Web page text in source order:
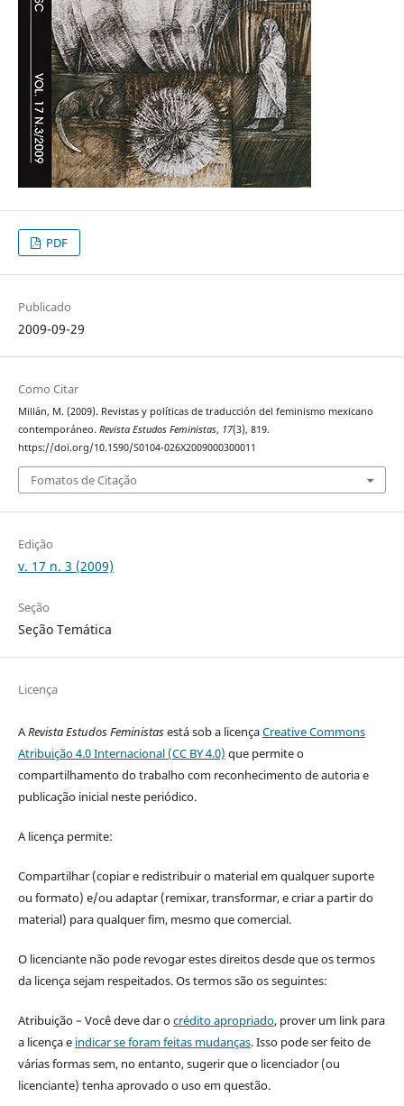
PDF
Publicado
2009-09-29
Como Citar
Millán, M. (2009). Revistas y políticas de traducción del feminismo mexicano
contemporáneo. Revista Estudos Feministas, 17(3), 819.
https://doi.org/10.1590/S0104-026X2009000300011
Fomatos de Citação
Edição
v. 17 n. 3 (2009)
Seção
Seção Temática
Licença
ARevista Estudos Feministasestá sob a licençaCreative Commons
Atribuição 4.0 Internacional (CC BY 4.0) que permite o
compartilhamento do trabalho com reconhecimento de autoria e
publicação inicial neste periódico.
A licença permite:
Compartilhar (copiar e redistribuir o material em qualquer suporte
ou formato) e/ou adaptar (remixar, transformar, e criar a partir do
material) para qualquer fim, mesmo que comercial.
O licenciante não pode revogar estes direitos desde que os termos
da licença sejam respeitados. Os termos são os seguintes:
Atribuição – Você deve dar ocrédito apropriado, prover um link para
a licença e indicar se foram feitas mudanças. Isso pode ser feito de
várias formas sem, no entanto, sugerir que o licenciador (ou
licenciante) tenha aprovado o uso em questão.